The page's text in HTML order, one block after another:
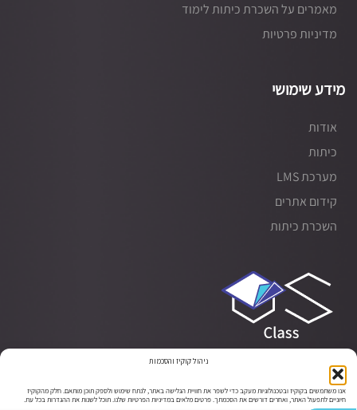
ניהול קוקיז והסכמות
אנו משתמשים בקוקיז ובטכנולוגיות מעקב כדי לשפר את חוויית הגלישה באתר, לנתח שימוש ולספק תוכן מותאם. חלק מהקוקיז
חיוניים לתפעול האתר, ואחרים דורשים את הסכמתך. פרטים מלאים במדיניות הפרטיות שלנו. תוכל לשנות את ההגדרות בכל עת.
מאמרים על השכרת כיתות לימוד
מדיניות פרטיות
מידע שימושי
אודות
כיתות
מערכת LMS
קידום אתרים
השכרת כיתות